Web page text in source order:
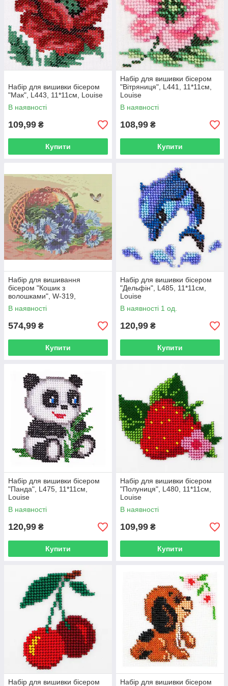
Замовити готові набори для вишивки картини можна у
нас на сайті. Консультанти з радістю дадуть відповідь
на будь-яке ваше запитання та допоможуть з вибором.
Бажаємо вам натхнення та красивих картин!
Набір для вишивки бісером
"Мак", L443, 11*11см, Louise
В наявності
109,99 ₴
Купити
Набір для вишивки бісером
"Вітряниця", L441, 11*11см,
Louise
В наявності
108,99 ₴
Купити
Набір для вишивання
бісером "Кошик з
волошками", W-319,
30*23.8см, Art Millennium
В наявності
574,99 ₴
Купити
Набір для вишивки бісером
"Дельфін", L485, 11*11см,
Louise
В наявності 1 од.
120,99 ₴
Купити
Набір для вишивки бісером
"Панда", L475, 11*11см,
Louise
В наявності
120,99 ₴
Купити
Набір для вишивки бісером
"Полуниця", L480, 11*11см,
Louise
В наявності
109,99 ₴
Купити
Набір для вишивки бісером Набір для вишивки бісером